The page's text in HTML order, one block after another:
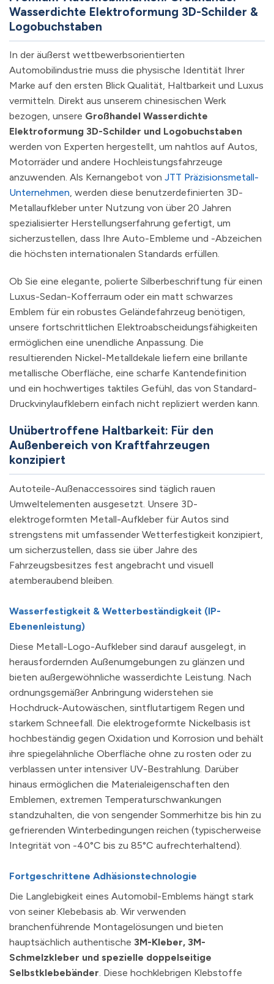
Wasserdichte Elektroformung 3D-Schilder &
Logobuchstaben
In der äußerst wettbewerbsorientierten
Automobilindustrie muss die physische Identität Ihrer
Marke auf den ersten Blick Qualität, Haltbarkeit und Luxus
vermitteln. Direkt aus unserem chinesischen Werk
bezogen, unsere Großhandel Wasserdichte
Elektroformung 3D-Schilder und Logobuchstaben
werden von Experten hergestellt, um nahtlos auf Autos,
Motorräder und andere Hochleistungsfahrzeuge
anzuwenden. Als Kernangebot von JTT Präzisionsmetall-
Unternehmen, werden diese benutzerdefinierten 3D-
Metallaufkleber unter Nutzung von über 20 Jahren
spezialisierter Herstellungserfahrung gefertigt, um
sicherzustellen, dass Ihre Auto-Embleme und -Abzeichen
die höchsten internationalen Standards erfüllen.
Ob Sie eine elegante, polierte Silberbeschriftung für einen
Luxus-Sedan-Kofferraum oder ein matt schwarzes
Emblem für ein robustes Geländefahrzeug benötigen,
unsere fortschrittlichen Elektroabscheidungsfähigkeiten
ermöglichen eine unendliche Anpassung. Die
resultierenden Nickel-Metalldekale liefern eine brillante
metallische Oberfläche, eine scharfe Kantendefinition
und ein hochwertiges taktiles Gefühl, das von Standard-
Druckvinylaufklebern einfach nicht repliziert werden kann.
Unübertroffene Haltbarkeit: Für den
Außenbereich von Kraftfahrzeugen
konzipiert
Autoteile-Außenaccessoires sind täglich rauen
Umweltelementen ausgesetzt. Unsere 3D-
elektrogeformten Metall-Aufkleber für Autos sind
strengstens mit umfassender Wetterfestigkeit konzipiert,
um sicherzustellen, dass sie über Jahre des
Fahrzeugsbesitzes fest angebracht und visuell
atemberaubend bleiben.
Wasserfestigkeit & Wetterbeständigkeit (IP-
Ebenenleistung)
Diese Metall-Logo-Aufkleber sind darauf ausgelegt, in
herausfordernden Außenumgebungen zu glänzen und
bieten außergewöhnliche wasserdichte Leistung. Nach
ordnungsgemäßer Anbringung widerstehen sie
Hochdruck-Autowäschen, sintflutartigem Regen und
starkem Schneefall. Die elektrogeformte Nickelbasis ist
hochbeständig gegen Oxidation und Korrosion und behält
ihre spiegelähnliche Oberfläche ohne zu rosten oder zu
verblassen unter intensiver UV-Bestrahlung. Darüber
hinaus ermöglichen die Materialeigenschaften den
Emblemen, extremen Temperaturschwankungen
standzuhalten, die von sengender Sommerhitze bis hin zu
gefrierenden Winterbedingungen reichen (typischerweise
Integrität von -40°C bis zu 85°C aufrechterhaltend).
Fortgeschrittene Adhäsionstechnologie
Die Langlebigkeit eines Automobil-Emblems hängt stark
von seiner Klebebasis ab. Wir verwenden
branchenführende Montagelösungen und bieten
hauptsächlich authentische 3M-Kleber, 3M-
Schmelzkleber und spezielle doppelseitige
Selbstklebebänder . Diese hochklebrigen Klebstoffe